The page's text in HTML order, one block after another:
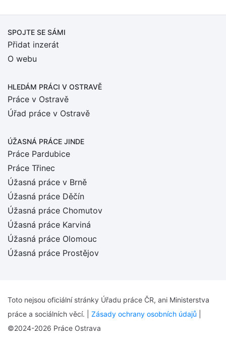
SPOJTE SE SÁMI
Přidat inzerát
O webu
HLEDÁM PRÁCI V OSTRAVĚ
Práce v Ostravě
Úřad práce v Ostravě
ÚŽASNÁ PRÁCE JINDE
Práce Pardubice
Práce Třinec
Úžasná práce v Brně
Úžasná práce Děčín
Úžasná práce Chomutov
Úžasná práce Karviná
Úžasná práce Olomouc
Úžasná práce Prostějov
Toto nejsou oficiální stránky Úřadu práce ČR, ani Ministerstva
práce a sociálních věcí. | Zásady ochrany osobních údajů
©2024-2026 Práce Ostrava